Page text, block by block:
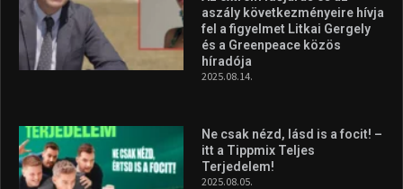
aszály következményeire hívja
fel a figyelmet Litkai Gergely
és a Greenpeace közös
híradója
2025.08.14.
Ne csak nézd, lásd is a focit! –
itt a Tippmix Teljes
Terjedelem!
2025.08.05.